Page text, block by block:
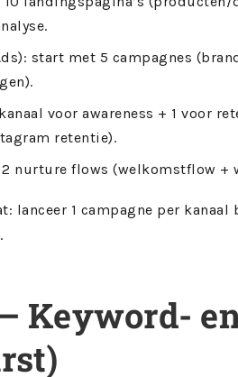
start met 5 campagnes
voor awareness + 1 voor
retentie).
nurture flows (welkomstflow +
lanceer 1 campagne per kanaal
Keyword-